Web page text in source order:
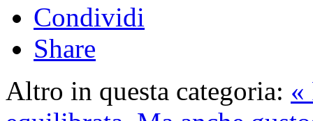
Condividi
Share
Altro in questa categoria: «